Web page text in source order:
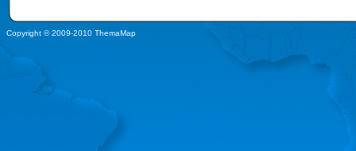
Copyright © 2009-2010 ThemaMap